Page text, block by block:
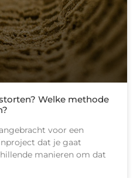
Welke methode
voor een
dat je gaat
manieren om dat